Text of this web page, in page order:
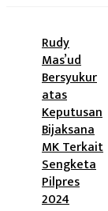
Rudy
Mas’ud
Bersyukur
atas
Keputusan
Bijaksana
MK Terkait
Sengketa
Pilpres
2024